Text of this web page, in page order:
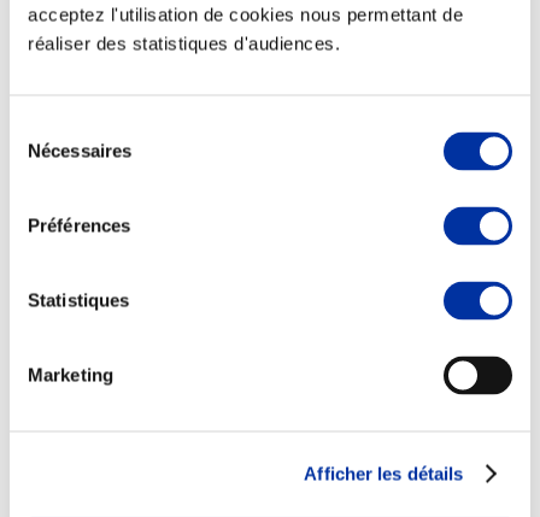
acceptez l'utilisation de cookies nous permettant de
réaliser des statistiques d'audiences.
Nécessaires
Préférences
Statistiques
Marketing
Afficher les détails